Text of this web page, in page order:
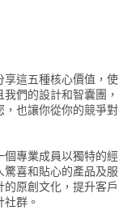
享這五種核心價值，使
們的設計和智囊團，
，也讓你從你的競爭對
專業成員以獨特的經
喜和貼心的產品及服
原創文化，提升客戶
群。